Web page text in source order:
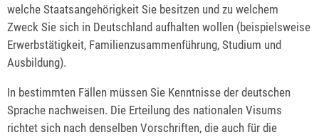
welche Staatsangehörigkeit Sie besitzen und zu welchem
Zweck Sie sich in Deutschland aufhalten wollen (beispielsweise
Erwerbstätigkeit, Familienzusammenführung, Studium und
Ausbildung).
In bestimmten Fällen müssen Sie Kenntnisse der deutschen
Sprache nachweisen. Die Erteilung des nationalen Visums
richtet sich nach denselben Vorschriften, die auch für die